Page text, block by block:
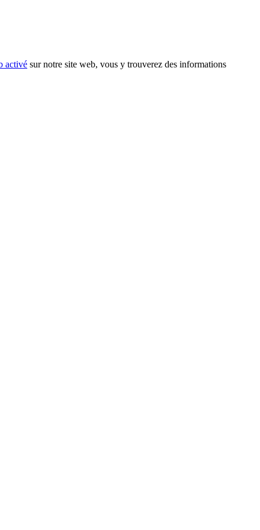
activé sur notre site web, vous y trouverez des informations